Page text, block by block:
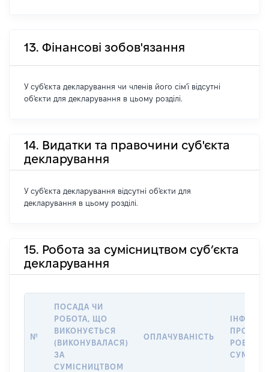
13. Фінансові зобов'язання
У суб'єкта декларування чи членів його сім'ї відсутні
об'єкти для декларування в цьому розділі.
14. Видатки та правочини суб'єкта
декларування
У суб'єкта декларування відсутні об'єкти для
декларування в цьому розділі.
15. Робота за сумісництвом суб’єкта
декларування
№
ПОСАДА ЧИ
РОБОТА, ЩО
ВИКОНУЄТЬСЯ
(ВИКОНУВАЛАСЯ)
ЗА
СУМІСНИЦТВОМ
ОПЛАЧУВАНІСТЬ
ПРО
РОБОТИ